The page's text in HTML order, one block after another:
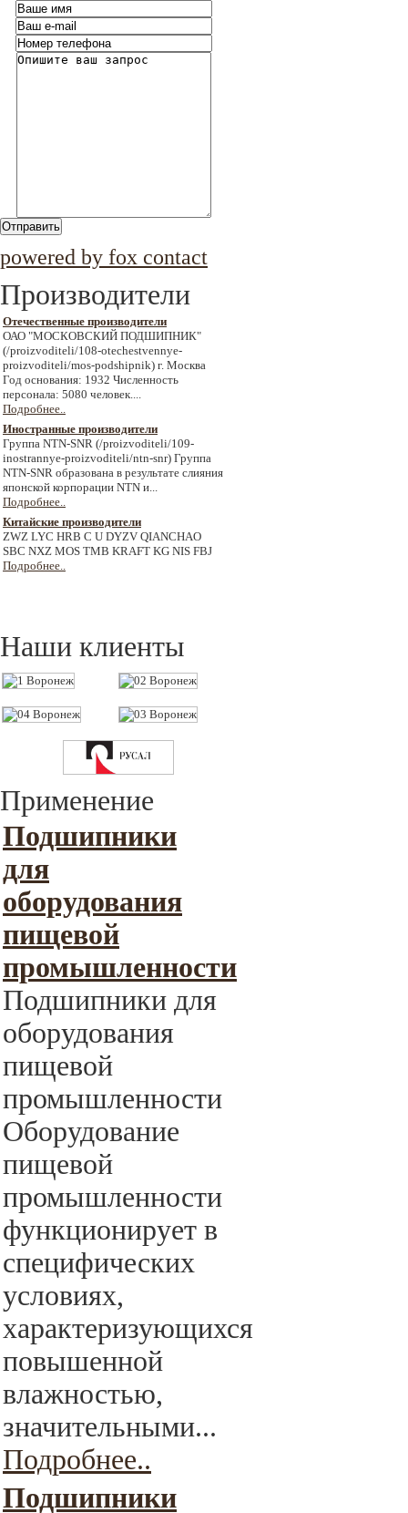
Отправить
powered by fox contact
Производители
Отечественные производители
ОАО "МОСКОВСКИЙ ПОДШИПНИК"
(/proizvoditeli/108-otechestvennye-
proizvoditeli/mos-podshipnik) г. Москва
Год основания: 1932 Численность
персонала: 5080 человек....
Подробнее..
Иностранные производители
Группа NTN-SNR (/proizvoditeli/109-
inostrannye-proizvoditeli/ntn-snr) Группа
NTN-SNR образована в результате слияния
японской корпорации NTN и...
Подробнее..
Китайские производители
ZWZ LYC HRB C U DYZV QIANCHAO
SBC NXZ MOS TMB KRAFT KG NIS FBJ
Подробнее..
Наши клиенты
Применение
Подшипники
для
оборудования
пищевой
промышленности
Подшипники для
оборудования
пищевой
промышленности
Оборудование
пищевой
промышленности
функционирует в
специфических
условиях,
характеризующихся
повышенной
влажностью,
значительными...
Подробнее..
Подшипники